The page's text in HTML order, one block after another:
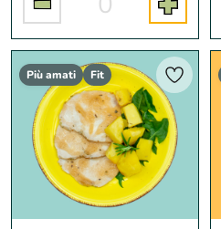
Più amati Fit